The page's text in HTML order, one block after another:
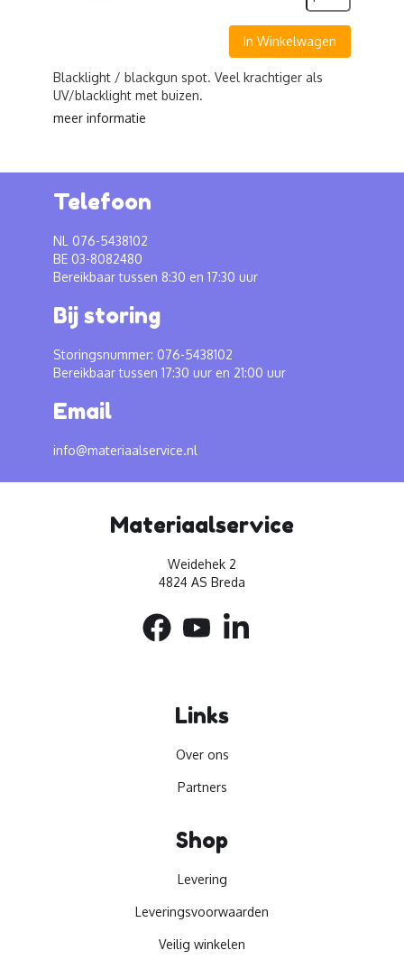
In Winkelwagen
Blacklight / blackgun spot. Veel krachtiger als
UV/blacklight met buizen.
meer informatie
Telefoon
NL 076-5438102
BE 03-8082480
Bereikbaar tussen 8:30 en 17:30 uur
Bij storing
Storingsnummer: 076-5438102
Bereikbaar tussen 17:30 uur en 21:00 uur
Email
info@materiaalservice.nl
Materiaalservice
Weidehek 2
4824 AS Breda
Links
Over ons
Partners
Shop
Levering
Leveringsvoorwaarden
Veilig winkelen